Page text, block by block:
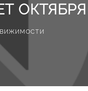
ОКТЯБРЯ